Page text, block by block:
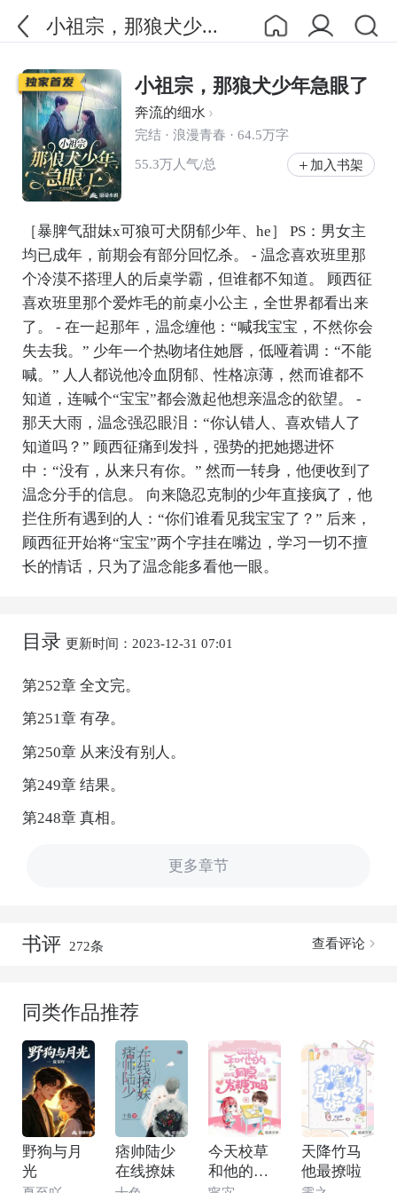
小祖宗，那狼犬少...
小祖宗，那狼犬少年急眼了
奔流的细水
完结 · 浪漫青春 · 64.5万字
55.3万人气/总 加入书架
［暴脾气甜妹x可狼可犬阴郁少年、he］ PS：男女主
均已成年，前期会有部分回忆杀。 - 温念喜欢班里那
个冷漠不搭理人的后桌学霸，但谁都不知道。 顾西征
喜欢班里那个爱炸毛的前桌小公主，全世界都看出来
了。 - 在一起那年，温念缠他：“喊我宝宝，不然你会
失去我。” 少年一个热吻堵住她唇，低哑着调：“不能
喊。” 人人都说他冷血阴郁、性格凉薄，然而谁都不
知道，连喊个“宝宝”都会激起他想亲温念的欲望。 -
那天大雨，温念强忍眼泪：“你认错人、喜欢错人了
知道吗？” 顾西征痛到发抖，强势的把她摁进怀
中：“没有，从来只有你。” 然而一转身，他便收到了
温念分手的信息。 向来隐忍克制的少年直接疯了，他
拦住所有遇到的人：“你们谁看见我宝宝了？” 后来，
顾西征开始将“宝宝”两个字挂在嘴边，学习一切不擅
长的情话，只为了温念能多看他一眼。
目录 更新时间：2023-12-31 07:01
第252章 全文完。
第251章 有孕。
第250章 从来没有别人。
第249章 结果。
第248章 真相。
更多章节
书评 272条 查看评论
同类作品推荐
野狗与月
光
痞帅陆少
在线撩妹
今天校草
和他的同
天降竹马
他最撩啦